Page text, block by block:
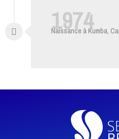
1974
Naissance à Kumba,